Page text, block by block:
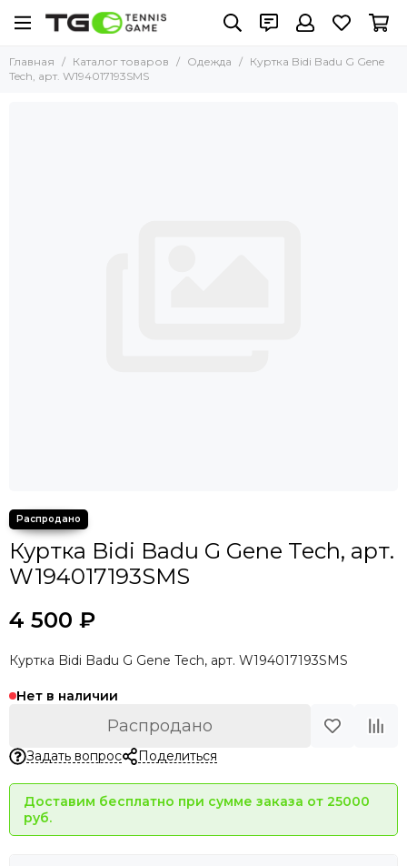
Главная Каталог товаров Одежда
Куртка Bidi Badu G Gene
Tech, арт. W194017193SMS
Куртка Bidi Badu G Gene Tech, арт.
W194017193SMS
4 500 ₽
Куртка Bidi Badu G Gene Tech, арт. W194017193SMS
Нет в наличии
Распродано
Задать вопрос Поделиться
Доставим бесплатно при сумме заказа от 25000
руб.